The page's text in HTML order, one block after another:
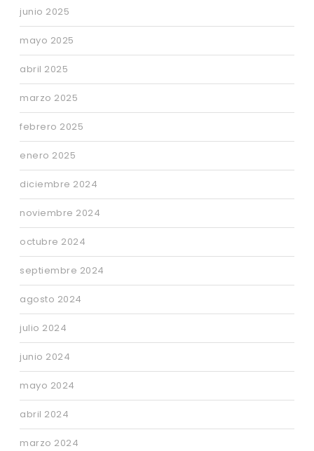
junio 2025
mayo 2025
abril 2025
marzo 2025
febrero 2025
enero 2025
diciembre 2024
noviembre 2024
octubre 2024
septiembre 2024
agosto 2024
julio 2024
junio 2024
mayo 2024
abril 2024
marzo 2024